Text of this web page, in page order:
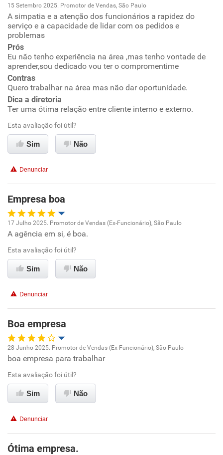
Recomenda a diretoria
Oportunidade de promoção
Conciliação com a vida familiar
Benefícios
15 Setembro 2025. Promotor de Vendas, São Paulo
A simpatia e a atenção dos funcionários a rapidez do
serviço e a capacidade de lidar com os pedidos e
problemas
Prós
Eu não tenho experiência na área ,mas tenho vontade de
aprender,sou dedicado vou ter o compromentime
Contras
Quero trabalhar na área mas não dar oportunidade.
Dica a diretoria
Ter uma ótima relação entre cliente interno e externo.
Esta avaliação foi útil?
Sim Não
Denunciar
Empresa boa
Oportunidade de promoção
Ambiente de trabalho
Benefícios
Recomenda esta empresa
Recomenda a diretoria
17 Julho 2025. Promotor de Vendas (Ex-Funcionário), São Paulo
A agência em si, é boa.
Esta avaliação foi útil?
Sim Não
Denunciar
Boa empresa
Oportunidade de promoção
Ambiente de trabalho
Benefícios
28 Junho 2025. Promotor de Vendas (Ex-Funcionário), São Paulo
boa empresa para trabalhar
Esta avaliação foi útil?
Sim Não
Denunciar
Ótima empresa.